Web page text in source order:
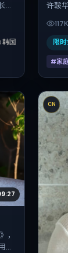
用
看
分
韩国
许鞍
片中
摄
分钟
117K
限
#家
，
冷
CN